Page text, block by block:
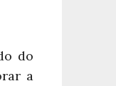
do
a